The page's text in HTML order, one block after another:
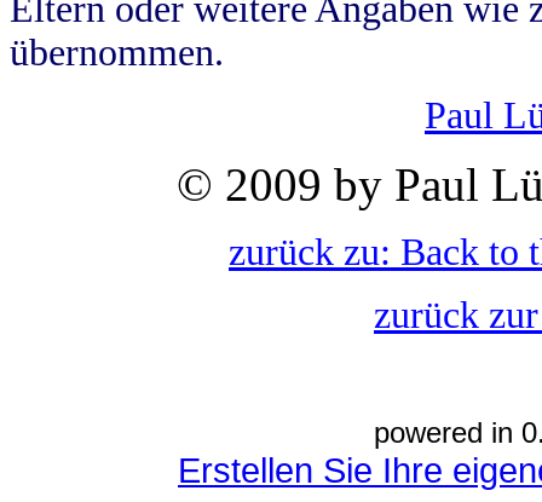
Eltern oder weitere Angaben wie
übernommen.
Paul
© 2009 by Paul
zurück zu: Back to
zurück
powered in
Erstellen Sie Ihre